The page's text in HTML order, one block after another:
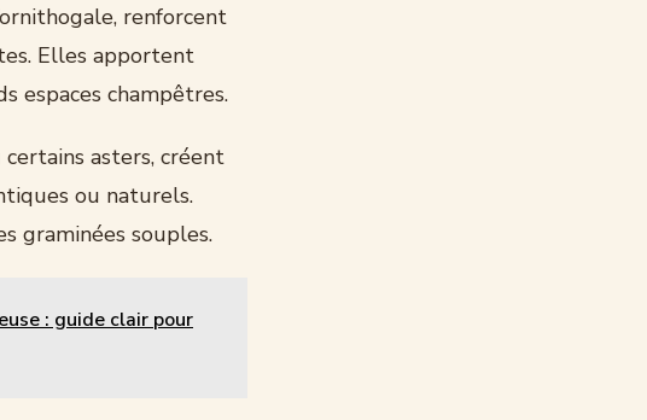
renforcent
Elles apportent
espaces champêtres.
asters, créent
ou naturels.
graminées souples.
: guide clair pour